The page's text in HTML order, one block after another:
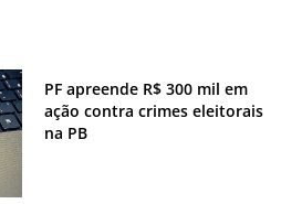
PF apreende R$ 300 mil em
ação contra crimes eleitorais
na PB